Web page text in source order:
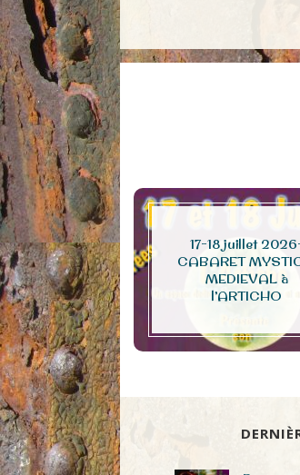
à la télé
17-18 juillet
CABARET
MEDIEVAL à
l’ARTICHO